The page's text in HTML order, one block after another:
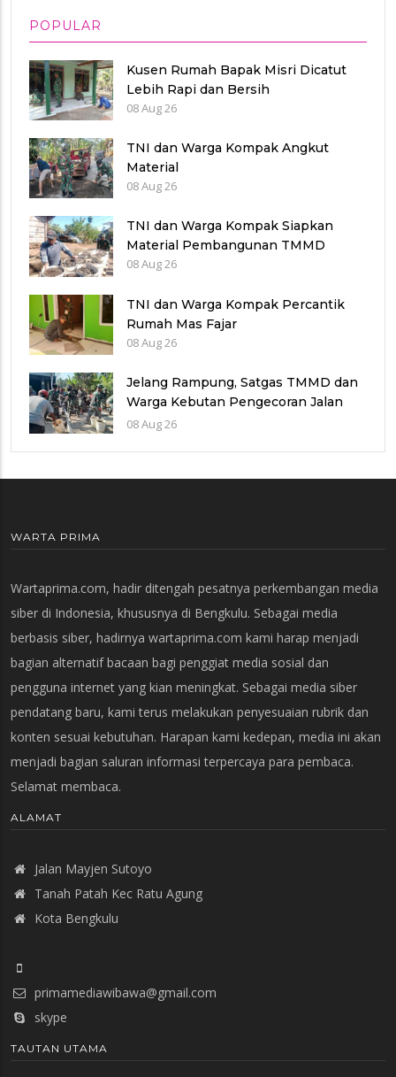
POPULAR
Kusen Rumah Bapak Misri Dicatut
Lebih Rapi dan Bersih
08 Aug 26
TNI dan Warga Kompak Angkut
Material
08 Aug 26
TNI dan Warga Kompak Siapkan
Material Pembangunan TMMD
08 Aug 26
TNI dan Warga Kompak Percantik
Rumah Mas Fajar
08 Aug 26
Jelang Rampung, Satgas TMMD dan
Warga Kebutan Pengecoran Jalan
Desa Cukil
08 Aug 26
WARTA PRIMA
Wartaprima.com, hadir ditengah pesatnya perkembangan media
siber di Indonesia, khususnya di Bengkulu. Sebagai media
berbasis siber, hadirnya wartaprima.com kami harap menjadi
bagian alternatif bacaan bagi penggiat media sosial dan
pengguna internet yang kian meningkat. Sebagai media siber
pendatang baru, kami terus melakukan penyesuaian rubrik dan
konten sesuai kebutuhan. Harapan kami kedepan, media ini akan
menjadi bagian saluran informasi terpercaya para pembaca.
Selamat membaca.
ALAMAT
Jalan Mayjen Sutoyo
Tanah Patah Kec Ratu Agung
Kota Bengkulu
primamediawibawa@gmail.com
skype
TAUTAN UTAMA